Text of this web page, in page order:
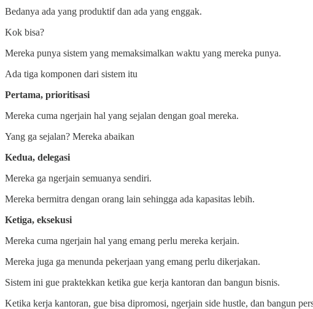
Bedanya ada yang produktif dan ada yang enggak.
Kok bisa?
Mereka punya sistem yang memaksimalkan waktu yang mereka punya.
Ada tiga komponen dari sistem itu
Pertama, prioritisasi
Mereka cuma ngerjain hal yang sejalan dengan goal mereka.
Yang ga sejalan? Mereka abaikan
Kedua, delegasi
Mereka ga ngerjain semuanya sendiri.
Mereka bermitra dengan orang lain sehingga ada kapasitas lebih.
Ketiga, eksekusi
Mereka cuma ngerjain hal yang emang perlu mereka kerjain.
Mereka juga ga menunda pekerjaan yang emang perlu dikerjakan.
Sistem ini gue praktekkan ketika gue kerja kantoran dan bangun bisnis.
Ketika kerja kantoran, gue bisa dipromosi, ngerjain side hustle, dan bangun